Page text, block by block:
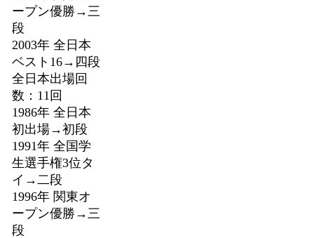
ープン優勝→三
段
2003年 全日本
ベスト16→四段
全日本出場回
数：11回
1986年 全日本
初出場→初段
1991年 全国学
生選手権3位タ
イ→二段
1996年 関東オ
ープン優勝→三
段